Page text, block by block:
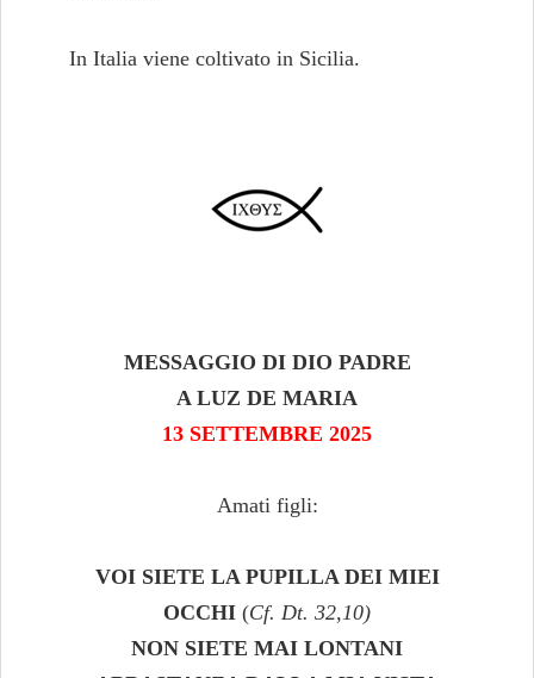
In Italia viene coltivato in Sicilia.
MESSAGGIO DI DIO PADRE
A LUZ DE MARIA
13 SETTEMBRE 2025
Amati figli:
VOI SIETE LA PUPILLA DEI MIEI
OCCHI (Cf. Dt. 32,10)
NON SIETE MAI LONTANI